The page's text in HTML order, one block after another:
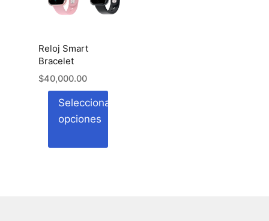
opciones
elegir
en
la
página
de
Reloj Smart
Bracelet
$40,000.00
Seleccionar
opciones